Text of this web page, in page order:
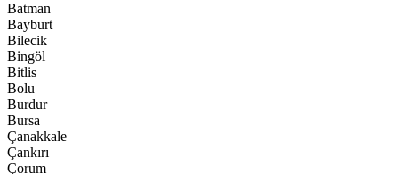
Batman
Bayburt
Bilecik
Bingöl
Bitlis
Bolu
Burdur
Bursa
Çanakkale
Çankırı
Çorum